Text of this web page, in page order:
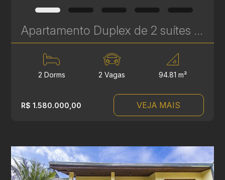
Apartamento Duplex de 2 suítes à Venda no Batel – Mainz Gutemberg - 94 m² | Ref. 626
2 Dorms 2 Vagas 94.81 m²
R$ 1.580.000,00 VEJA MAIS